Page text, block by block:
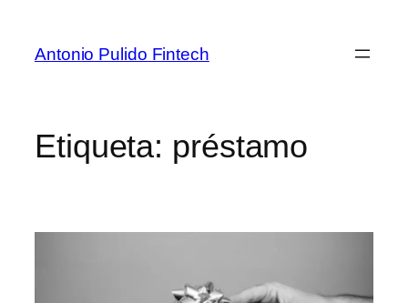
Antonio Pulido Fintech
Etiqueta: préstamo